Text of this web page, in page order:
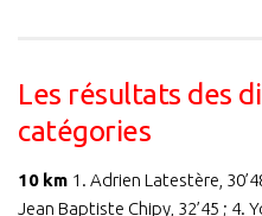
Les résultats des
catégories
10 km 1. Adrien Latestère,
Jean Baptiste Chipy, 32’45 ; 4.